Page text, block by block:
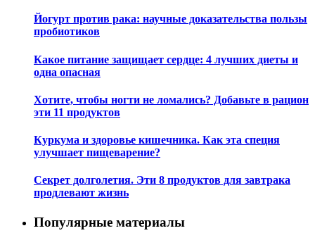
Йогурт против рака: научные доказательства пользы
пробиотиков
Какое питание защищает сердце: 4 лучших диеты и
одна опасная
Хотите, чтобы ногти не ломались? Добавьте в рацион
эти 11 продуктов
Куркума и здоровье кишечника. Как эта специя
улучшает пищеварение?
Секрет долголетия. Эти 8 продуктов для завтрака
продлевают жизнь
Популярные материалы